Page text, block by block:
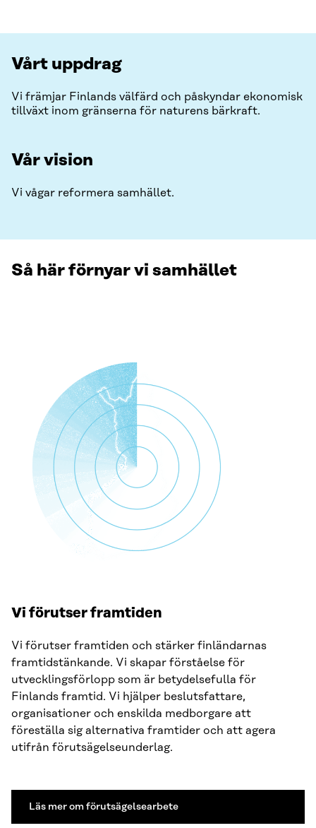
Vårt uppdrag
Vi främjar Finlands välfärd och påskyndar ekonomisk
tillväxt inom gränserna för naturens bärkraft.
Vår vision
Vi vågar reformera samhället.
Så här förnyar vi samhället
Vi förutser framtiden
Vi förutser framtiden och stärker finländarnas
framtidstänkande. Vi skapar förståelse för
utvecklingsförlopp som är betydelsefulla för
Finlands framtid. Vi hjälper beslutsfattare,
organisationer och enskilda medborgare att
föreställa sig alternativa framtider och att agera
utifrån förutsägelseunderlag.
Läs mer om förutsägelsearbete